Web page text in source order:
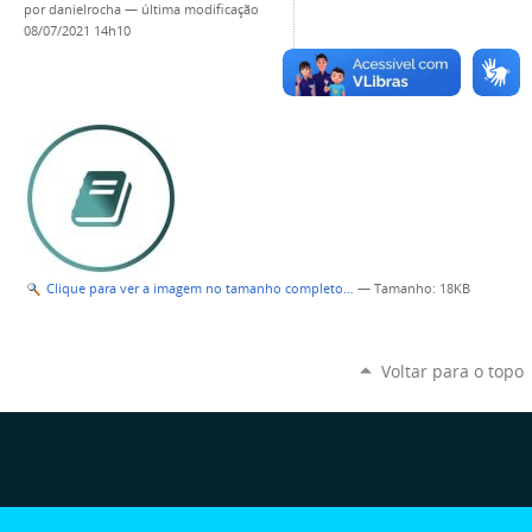
pordanielrocha — última modificação
08/07/2021 14h10
Clique para ver a imagem no tamanho completo… — Tamanho: 18KB
Voltar para o topo